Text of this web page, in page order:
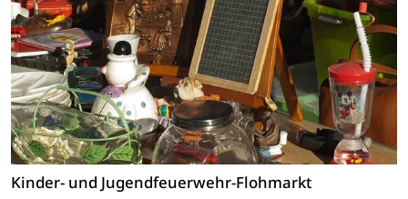
Kinder- und Jugendfeuerwehr-Flohmarkt